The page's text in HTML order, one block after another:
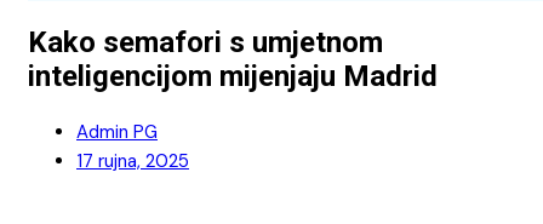
Kako semafori s umjetnom
inteligencijom mijenjaju Madrid
Admin PG
17 rujna, 2025